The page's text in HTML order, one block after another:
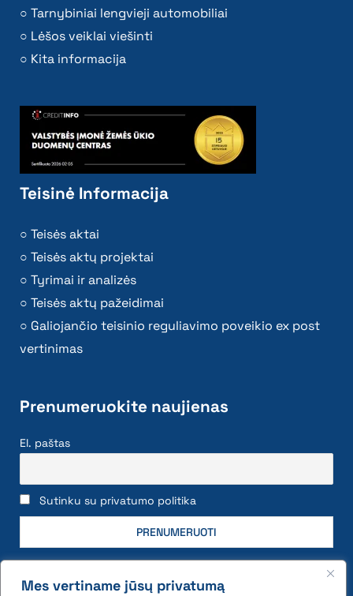
Mes vertiname jūsų privatumą
Tarnybiniai lengvieji automobiliai
Lėšos veiklai viešinti
Kita informacija
Teisinė Informacija
Teisės aktai
Teisės aktų projektai
Tyrimai ir analizės
Teisės aktų pažeidimai
Galiojančio teisinio reguliavimo poveikio ex post
vertinimas
Prenumeruokite naujienas
El. paštas
Sutinku su privatumo politika